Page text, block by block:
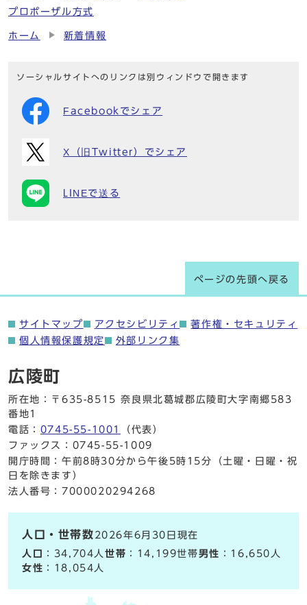
プロポーザル方式
ホーム 新着情報
ソーシャルサイトへのリンクは別ウィンドウで開きます
Facebookでシェア
X（旧Twitter）でシェア
LINEで送る
ページの先頭へ戻る
サイトマップ アクセシビリティ
著作権・セキュリティ
個人情報保護規定
外部リンク集
広陵町
所在地：〒635-8515 奈良県北葛城郡広陵町大字南郷583
番地1
電話： 0745-55-1001
（代表）
ファックス：0745-55-1009
開庁時間：午前8時30分から午後5時15分（土曜・日曜・祝
日を除きます）
法人番号：7000020294268
人口・世帯数 2026年6月30日現在
人口
：34,704人世帯 ：14,199世帯男性 ：16,650人
女性 ：18,054人